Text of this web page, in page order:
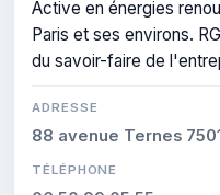
Active en énergies
Paris et ses environs.
du savoir-faire de
ADRESSE
88 avenue Ternes
TÉLÉPHONE